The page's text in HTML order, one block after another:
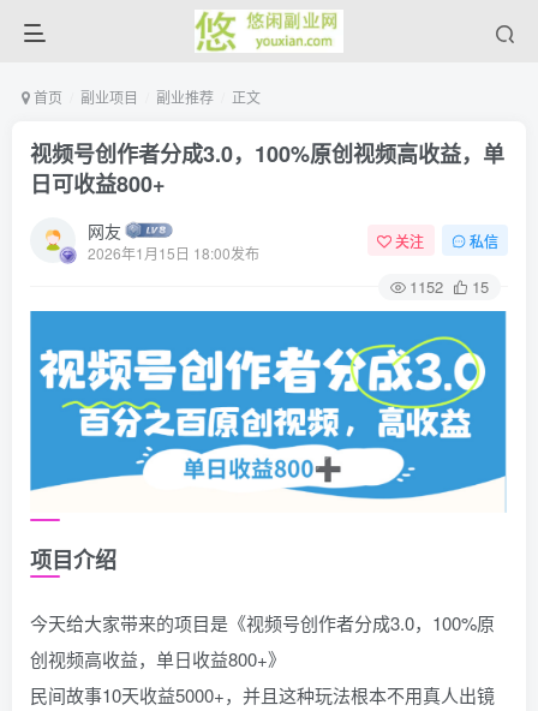
首页 副业项目 副业推荐 正文
视频号创作者分成3.0，100%原创视频高收益，单
日可收益800+
网友
2026年1月15日 18:00发布
关注 私信
1152 15
项目介绍
今天给大家带来的项目是《视频号创作者分成3.0，100%原
创视频高收益，单日收益800+》
民间故事10天收益5000+，并且这种玩法根本不用真人出镜